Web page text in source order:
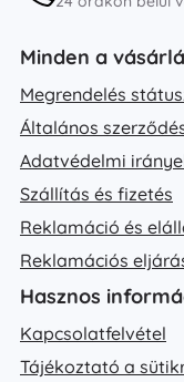
Minden a
Megrendelés
Általános
Adatvédelmi
Szállítás és fizetés
Reklamáció és
Reklamációs
Hasznos
Kapcsolatfelvétel
Tájékoztató a